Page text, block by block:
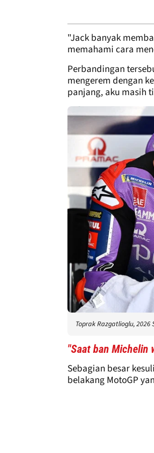
"Jack banyak
memahami cara
Perbandingan
mengerem dengan
panjang, aku masih
Toprak Razgatlioglu, 2026
"Saat ban Michelin
Sebagian besar
belakang MotoGP